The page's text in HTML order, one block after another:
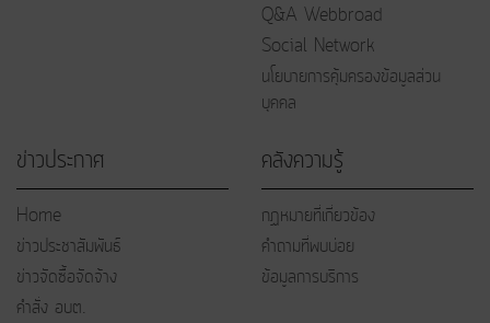
Q&A Webbroad
Social Network
นโยบายการคุ้มครองข้อมูลส่วน
บุคคล
ข่าวประกาศ
Home
ข่าวประชาสัมพันธ์
ข่าวจัดซื้อจัดจ้าง
คำสั่ง อบต.
คลังความรู้
กฏหมายที่เกี่ยวข้อง
คำถามที่พบบ่อย
ข้อมูลการบริการ